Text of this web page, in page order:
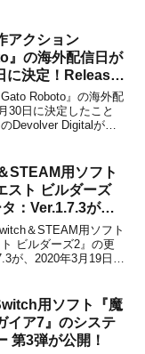
年10月10日...
アクション
』の海外配信日が
に決定！Release
開 Roboto』の海外配
30日に決定したこと
Devolver Digitalがア
定されていますが、...
STEAM用ソフト
スト ビルダーズ
：Ver.1.7.3が
から配信開始！
＆STEAM用ソフト
ト ビルダーズ2』の更
が、2020年3月19日か
修正されています。
です...
用ソフト『魔
イア7』のシステ
第3弾が公開！